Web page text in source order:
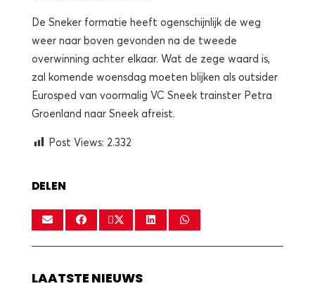
De Sneker formatie heeft ogenschijnlijk de weg
weer naar boven gevonden na de tweede
overwinning achter elkaar. Wat de zege waard is,
zal komende woensdag moeten blijken als outsider
Eurosped van voormalig VC Sneek trainster Petra
Groenland naar Sneek afreist.
Post Views: 2.332
DELEN
LAATSTE NIEUWS